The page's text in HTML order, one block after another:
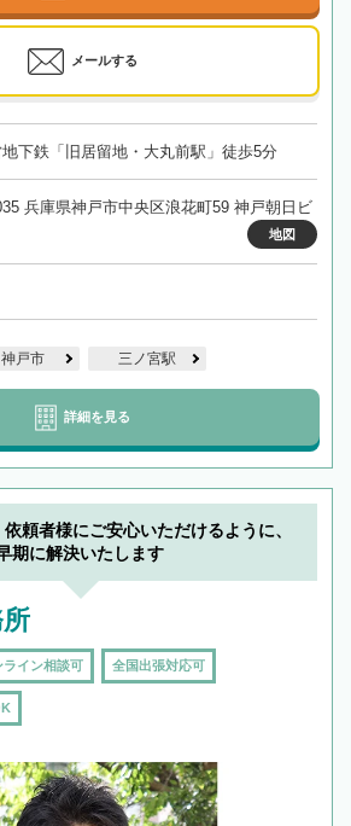
メールする
下鉄「旧居留地・大丸前駅」徒歩5分
兵庫県神戸市中央区浪花町59 神戸朝日ビ
地図
神戸市 三ノ宮駅
詳細を見る
依頼者様にご安心いただけるように、
期に解決いたします
ライン相談可 全国出張対応可